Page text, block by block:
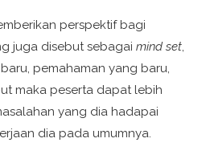
perspektif bagi
juga disebut sebagaimind set,
pemahaman yang baru,
maka peserta dapat lebih
yang dia hadapai
dia pada umumnya.